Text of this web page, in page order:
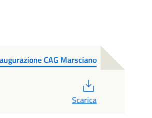
CAG Marsciano
Scarica